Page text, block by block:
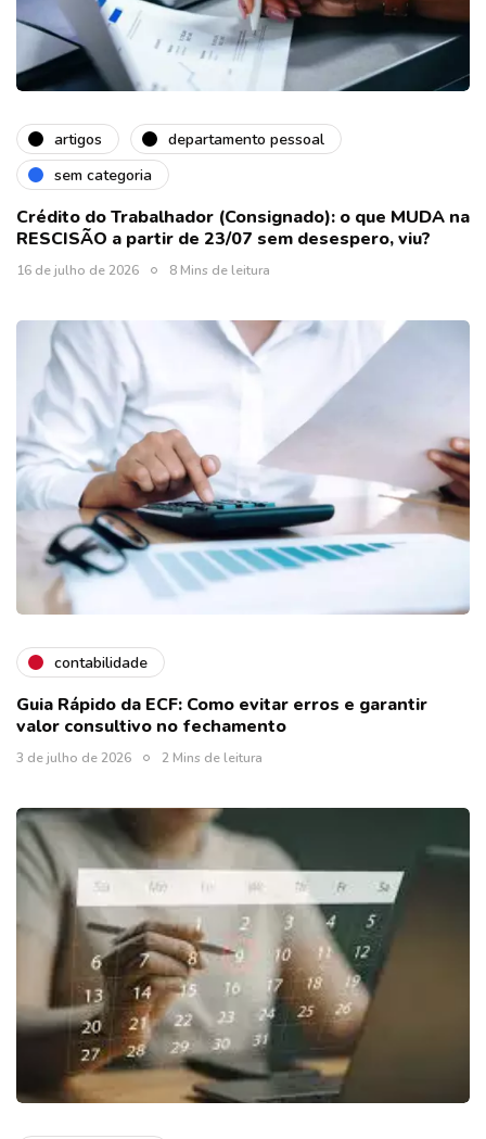
artigos
departamento pessoal
sem categoria
Crédito do Trabalhador (Consignado): o que MUDA na
RESCISÃO a partir de 23/07 sem desespero, viu?
16 de julho de 2026 8 Mins de leitura
contabilidade
Guia Rápido da ECF: Como evitar erros e garantir
valor consultivo no fechamento
3 de julho de 2026 2 Mins de leitura